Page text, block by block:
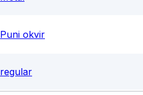
Puni okvir
regular